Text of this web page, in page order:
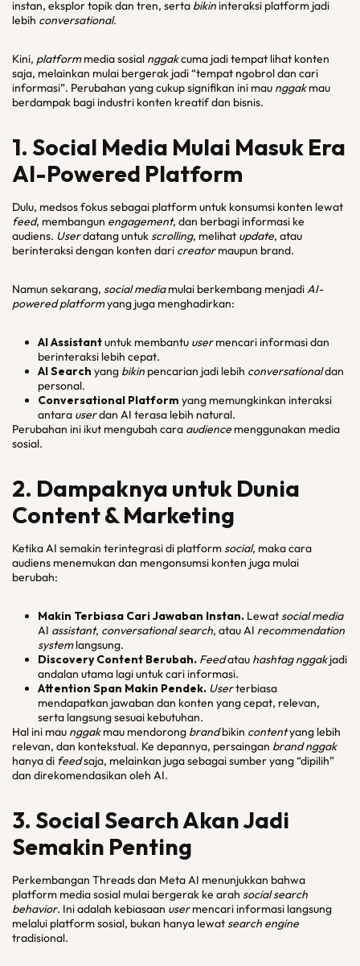
instan, eksplor topik dan tren, serta bikininteraksi platform jadi
lebih conversational.
Kini, platformmedia sosial nggakcuma jadi tempat lihat konten
saja, melainkan mulai bergerak jadi “tempat ngobrol dan cari
informasi”. Perubahan yang cukup signifikan ini mau nggakmau
berdampak bagi industri konten kreatif dan bisnis.
1. Social Media Mulai Masuk Era
AI-Powered Platform
Dulu, medsos fokus sebagai platform untuk konsumsi konten lewat
feed, membangun engagement, dan berbagi informasi ke
audiens. Userdatang untuk scrolling, melihat update, atau
berinteraksi dengan konten dari creatormaupun brand.
Namun sekarang, social mediamulai berkembang menjadiAI-
powered platformyang juga menghadirkan:
AI Assistantuntuk membantu usermencari informasi dan
berinteraksi lebih cepat.
AI Search yang bikin pencarian jadi lebih conversationaldan
personal.
Conversational Platform yang memungkinkan interaksi
antara userdan AI terasa lebih natural.
Perubahan ini ikut mengubah cara audience menggunakan media
sosial.
2. Dampaknya untuk Dunia
Content&Marketing
Ketika AI semakin terintegrasi di platform social, maka cara
audiens menemukan dan mengonsumsi konten juga mulai
berubah:
Makin Terbiasa Cari Jawaban Instan. Lewat socialmedia
AI assistant, conversational search, atau AI recommendation
system langsung.
Discovery Content Berubah. Feedatau hashtag nggakjadi
andalan utama lagi untuk cari informasi.
Attention Span Makin Pendek. Userterbiasa
mendapatkan jawaban dan konten yang cepat, relevan,
serta langsung sesuai kebutuhan.
Hal ini mau nggakmau mendorong brandbikin contentyang lebih
relevan, dan kontekstual. Ke depannya, persaingan brand nggak
hanya di feedsaja, melainkan juga sebagai sumber yang “dipilih”
dan direkomendasikan oleh AI.
3. Social SearchAkan Jadi
Semakin Penting
Perkembangan Threads dan Meta AI menunjukkan bahwa
platform media sosial mulai bergerak ke arah social search
behavior. Ini adalah kebiasaan usermencari informasi langsung
melalui platform sosial, bukan hanya lewat search engine
tradisional.